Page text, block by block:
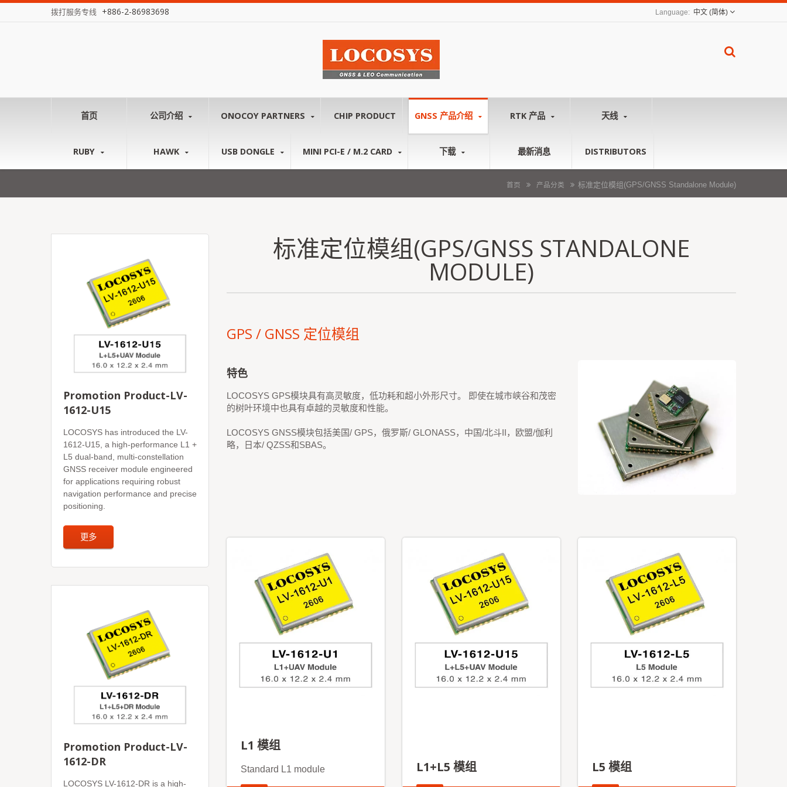
拨打服务专线 +886-2-86983698 中文 (简体)
首页 公司介绍 ONOCOY PARTNERS CHIP PRODUCT GNSS 产品介绍 RTK 产品 天线
RUBY HAWK USB DONGLE MINI PCI-E / M.2 CARD 下载 最新消息 DISTRIBUTORS
首页 产品分类 标准定位模组(GPS/GNSS Standalone Module)
Promotion Product-LV-
1612-U15
LOCOSYS has introduced the LV-
1612-U15, a high-performance L1 +
L5 dual-band, multi-constellation
GNSS receiver module engineered
for applications requiring robust
navigation performance and precise
positioning.
更多
Promotion Product-LV-
1612-DR
LOCOSYS LV-1612-DR is a high-
标准定位模组(GPS/GNSS STANDALONE
MODULE)
GPS / GNSS 定位模组
特色
LOCOSYS GPS模块具有高灵敏度，低功耗和超小外形尺寸。 即使在城市峡谷和茂密
的树叶环境中也具有卓越的灵敏度和性能。
LOCOSYS GNSS模块包括美国/ GPS，俄罗斯/ GLONASS，中国/北斗II，欧盟/伽利
略，日本/ QZSS和SBAS。
L1 模组
Standard L1 module L1+L5 模组 L5 模组